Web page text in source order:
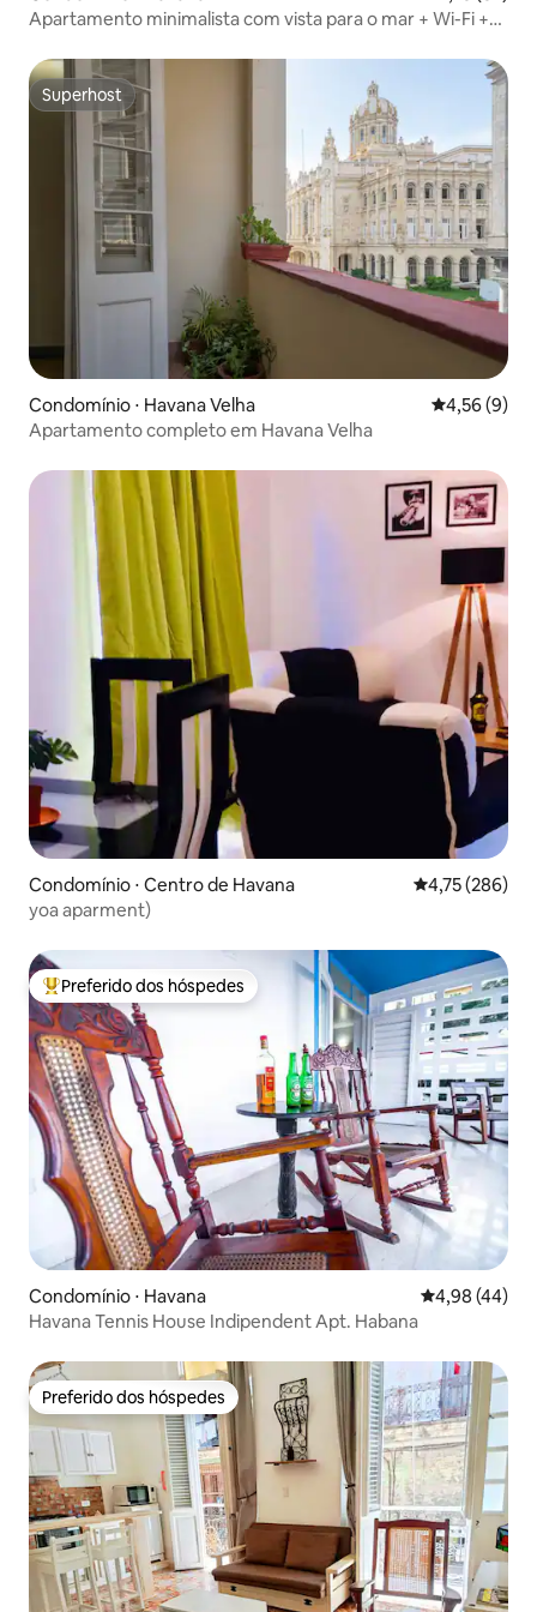
Apartamento minimalista com vista para o mar + Wi-Fi +
Superhost
Superhost
Condomínio ⋅ Havana Velha 4,56 de uma
4,56 (9)
Apartamento completo em Havana Velha
Condomínio ⋅ Centro de Havana 4,75 de uma
4,75 (286)
yoa aparment)
Entre os melhores preferidos dos hóspedes
Preferido dos hóspedes
Condomínio ⋅ Havana 4,98 de uma
4,98 (44)
Havana Tennis House Indipendent Apt. Habana
Preferido dos hóspedes
Preferido dos hóspedes